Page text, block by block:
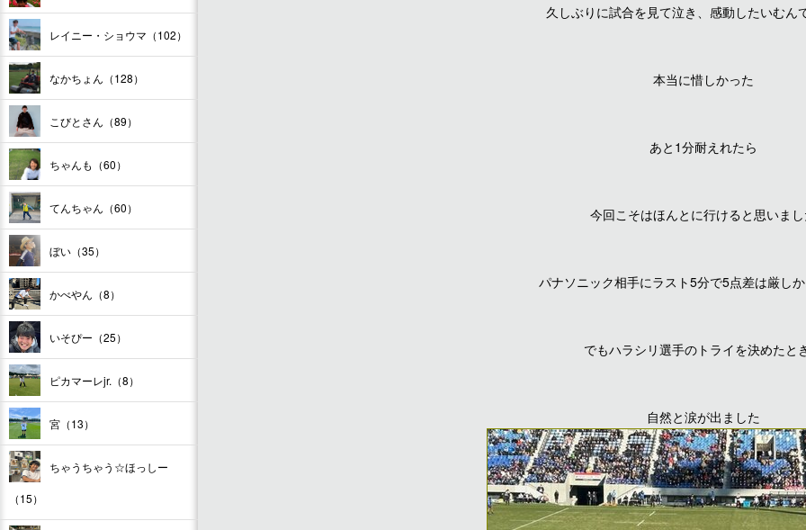
久しぶりに試合を見て泣き、感動したいむん
本当に惜しかった
あと1分耐えれたら
今回こそはほんとに行けると思いま
パナソニック相手にラスト5分で5点差は厳し
でもハラシリ選手のトライを決めたと
自然と涙が出ました
レイニー・ショウマ（102）
なかちょん（128）
こびとさん（89）
ちゃんも（60）
てんちゃん（60）
ぼい（35）
かべやん（8）
いそぴー（25）
ピカマーレjr.（8）
宮（13）
ちゃうちゃう☆ほっしー
（15）